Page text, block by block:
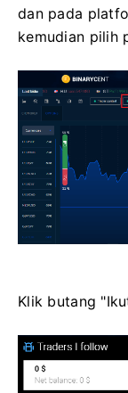
dan pada
kemudian pilih
Klik butang